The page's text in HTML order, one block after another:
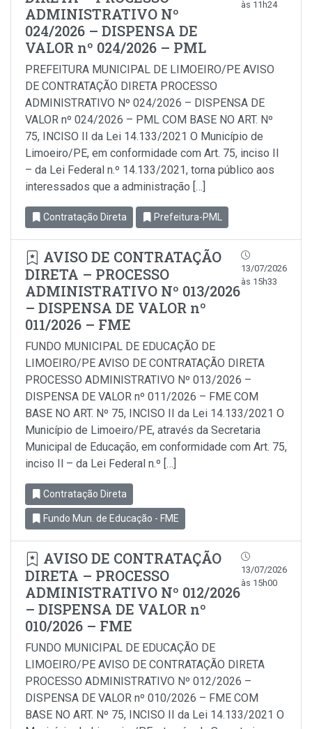
ADMINISTRATIVO Nº
024/2026 – DISPENSA DE
VALOR nº 024/2026 – PML
às 11h24
PREFEITURA MUNICIPAL DE LIMOEIRO/PE AVISO
DE CONTRATAÇÃO DIRETA PROCESSO
ADMINISTRATIVO Nº 024/2026 – DISPENSA DE
VALOR nº 024/2026 – PML COM BASE NO ART. Nº
75, INCISO II da Lei 14.133/2021 O Município de
Limoeiro/PE, em conformidade com Art. 75, inciso Il
– da Lei Federal n.º 14.133/2021, torna público aos
interessados que a administração […]
Contratação Direta Prefeitura-PML
AVISO DE CONTRATAÇÃO
DIRETA – PROCESSO
ADMINISTRATIVO Nº 013/2026
– DISPENSA DE VALOR nº
011/2026 – FME
13/07/2026
às 15h33
FUNDO MUNICIPAL DE EDUCAÇÃO DE
LIMOEIRO/PE AVISO DE CONTRATAÇÃO DIRETA
PROCESSO ADMINISTRATIVO Nº 013/2026 –
DISPENSA DE VALOR nº 011/2026 – FME COM
BASE NO ART. Nº 75, INCISO II da Lei 14.133/2021 O
Município de Limoeiro/PE, através da Secretaria
Municipal de Educação, em conformidade com Art. 75,
inciso Il – da Lei Federal n.º […]
Contratação Direta
Fundo Mun. de Educação - FME
AVISO DE CONTRATAÇÃO
DIRETA – PROCESSO
ADMINISTRATIVO Nº 012/2026
– DISPENSA DE VALOR nº
010/2026 – FME
13/07/2026
às 15h00
FUNDO MUNICIPAL DE EDUCAÇÃO DE
LIMOEIRO/PE AVISO DE CONTRATAÇÃO DIRETA
PROCESSO ADMINISTRATIVO Nº 012/2026 –
DISPENSA DE VALOR nº 010/2026 – FME COM
BASE NO ART. Nº 75, INCISO II da Lei 14.133/2021 O